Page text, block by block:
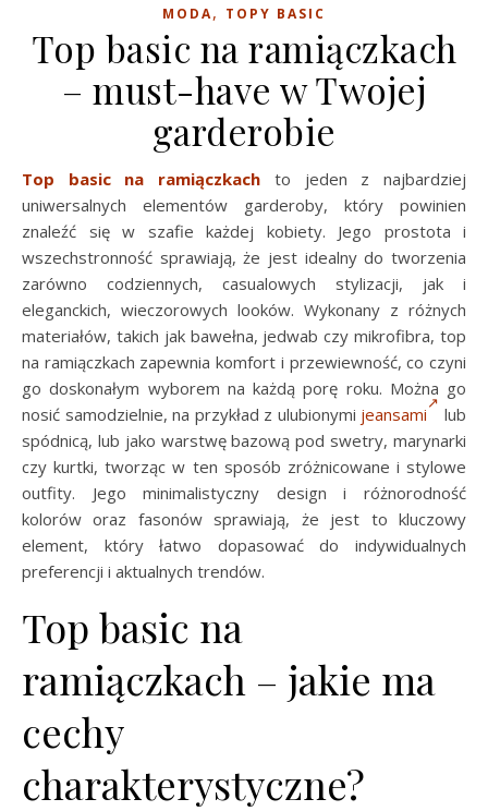
MODA, TOPY BASIC
Top basic na ramiączkach
– must-have w Twojej
garderobie
Top basic na ramiączkach to jeden z najbardziej
uniwersalnych elementów garderoby, który powinien
znaleźć się w szafie każdej kobiety. Jego prostota i
wszechstronność sprawiają, że jest idealny do tworzenia
zarówno codziennych, casualowych stylizacji, jak i
eleganckich, wieczorowych looków. Wykonany z różnych
materiałów, takich jak bawełna, jedwab czy mikrofibra, top
na ramiączkach zapewnia komfort i przewiewność, co czyni
go doskonałym wyborem na każdą porę roku. Można go
nosić samodzielnie, na przykład z ulubionymi jeansami
lub
spódnicą, lub jako warstwę bazową pod swetry, marynarki
czy kurtki, tworząc w ten sposób zróżnicowane i stylowe
outfity. Jego minimalistyczny design i różnorodność
kolorów oraz fasonów sprawiają, że jest to kluczowy
element, który łatwo dopasować do indywidualnych
preferencji i aktualnych trendów.
Top basic na
ramiączkach – jakie ma
cechy
charakterystyczne?